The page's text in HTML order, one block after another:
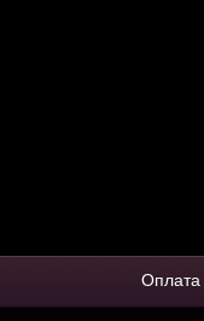
Оплата